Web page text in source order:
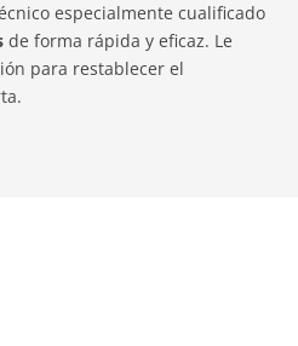
especialmente cualificado
de forma rápida y eficaz. Le
para restablecer el